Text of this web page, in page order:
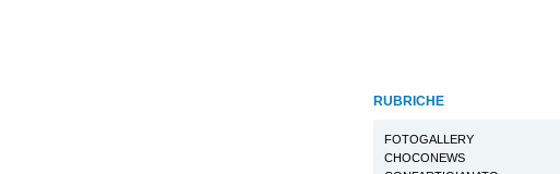
RUBRICHE
FOTOGALLERY
CHOCONEWS